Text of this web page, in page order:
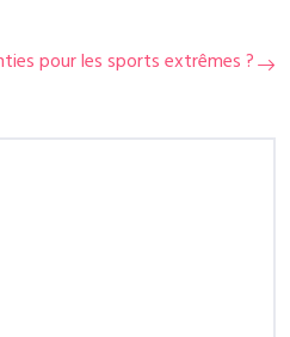
pour les sports extrêmes ?